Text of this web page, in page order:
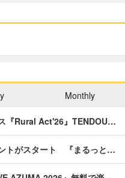
Monthly
『Rural Act'26』TENDOU…
トがスタート 『まるっと…